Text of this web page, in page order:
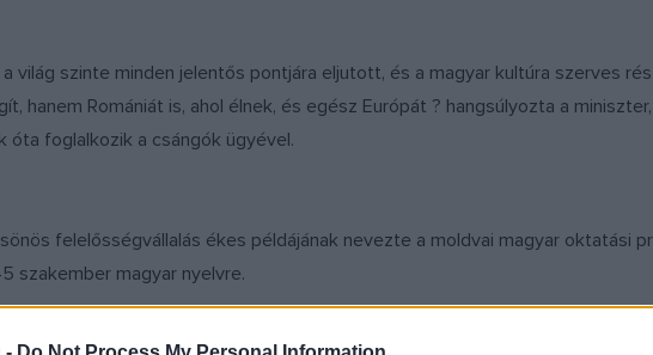
világ szinte minden jelentős pontjára eljutott, és a magyar kultúra szerves
hanem Romániát is, ahol élnek, és egész Európát ? hangsúlyozta a
foglalkozik a csángók ügyével.
felelősségvállalás ékes példájának nevezte a moldvai magyar oktatási
szakember magyar nyelvre.